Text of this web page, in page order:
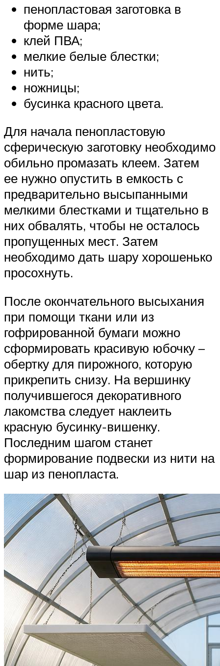
пенопластовая заготовка в
форме шара;
клей ПВА;
мелкие белые блестки;
нить;
ножницы;
бусинка красного цвета.
Для начала пенопластовую
сферическую заготовку необходимо
обильно промазать клеем. Затем
ее нужно опустить в емкость с
предварительно высыпанными
мелкими блестками и тщательно в
них обвалять, чтобы не осталось
пропущенных мест. Затем
необходимо дать шару хорошенько
просохнуть.
После окончательного высыхания
при помощи ткани или из
гофрированной бумаги можно
сформировать красивую юбочку –
обертку для пирожного, которую
прикрепить снизу. На вершинку
получившегося декоративного
лакомства следует наклеить
красную бусинку-вишенку.
Последним шагом станет
формирование подвески из нити на
шар из пенопласта.